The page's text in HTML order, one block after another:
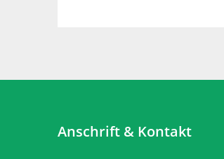
Anschrift & Kontakt